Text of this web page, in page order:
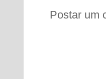
Postar um